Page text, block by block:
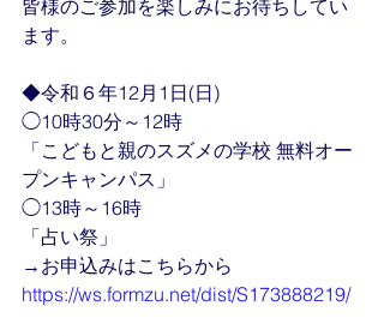
皆様のご参加を楽しみにお待ちしてい
ます。
◆令和６年12月1日(日)
◯10時30分～12時
「こどもと親のスズメの学校 無料オー
プンキャンパス」
◯13時～16時
「占い祭」
→お申込みはこちらから
https://ws.formzu.net/dist/S173888219/